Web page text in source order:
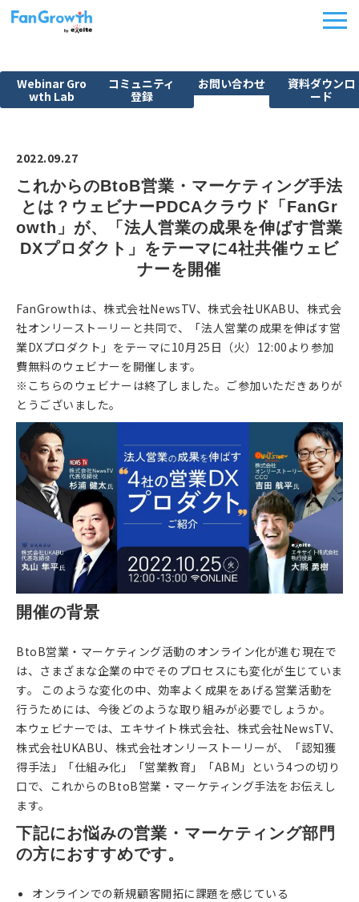
Webinar Gro
wth Lab
コミュニティ
登録
お問い合わせ
資料ダウンロ
ード
課題から探す
施策別活用シーン
料金・プラン
導入事例
FanGrowth Studio
2022.09.27
これからのBtoB営業・マーケティング手法
とは？ウェビナーPDCAクラウド「FanGr
owth」が、「法人営業の成果を伸ばす営業
DXプロダクト」をテーマに4社共催ウェビ
ナーを開催
FanGrowthは、株式会社NewsTV、株式会社UKABU、株式会
社オンリーストーリーと共同で、「法人営業の成果を伸ばす営
業DXプロダクト」をテーマに10月25日（火）12:00より参加
費無料のウェビナーを開催します。
※こちらのウェビナーは終了しました。ご参加いただきありが
とうございました。
開催の背景
BtoB営業・マーケティング活動のオンライン化が進む現在で
は、さまざまな企業の中でそのプロセスにも変化が生じていま
す。 このような変化の中、効率よく成果をあげる営業活動を
行うためには、今後どのような取り組みが必要でしょうか。
本ウェビナーでは、エキサイト株式会社、株式会社NewsTV、
株式会社UKABU、株式会社オンリーストーリーが、「認知獲
得手法」「仕組み化」「営業教育」「ABM」という4つの切り
口で、これからのBtoB営業・マーケティング手法をお伝えし
ます。
下記にお悩みの営業・マーケティング部門
の方におすすめです。
オンラインでの新規顧客開拓に課題を感じている